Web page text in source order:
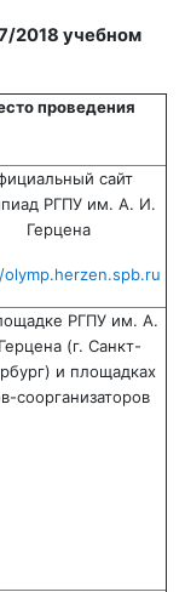
2018 учебном
проведения
сайт
РГПУ им. А. И.
Герцена
РГПУ им. А.
(г. Санкт-
и площадках
соорганизаторов